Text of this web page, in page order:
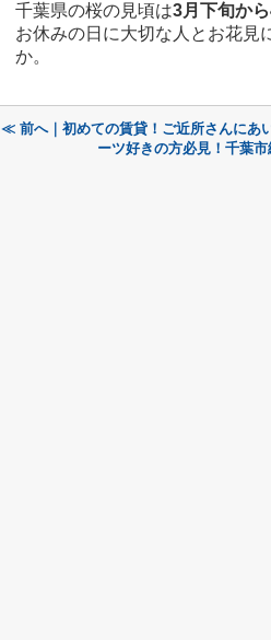
千葉県の桜の見頃は3月下旬か
お休みの日に大切な人とお花見
か。
≪ 前へ｜初めての賃貸！ご近所さんにあ
ーツ好きの方必見！千葉